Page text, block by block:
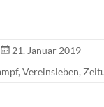
21. Januar 2019
, Vereinsleben,